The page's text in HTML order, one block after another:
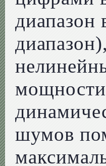
диапазон
шумов